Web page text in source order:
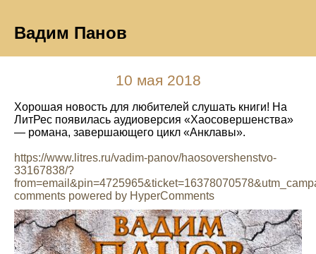
Вадим Панов
10 мая 2018
Хорошая новость для любителей слушать книги! На
ЛитРес появилась аудиоверсия «Хаосовершенства»
— романа, завершающего цикл «Анклавы».
https://www.litres.ru/vadim-panov/haosovershenstvo-
33167838/?
comments powered by HyperComments